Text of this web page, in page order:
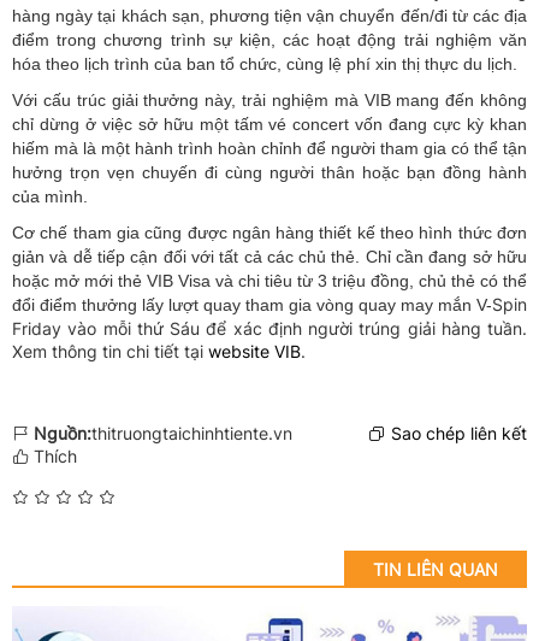
hàng ngày tại khách sạn, phương tiện vận chuyển đến/đi từ các địa
điểm trong chương trình sự kiện, các hoạt động trải nghiệm văn
hóa theo lịch trình của ban tổ chức, cùng lệ phí xin thị thực du lịch.
Với cấu trúc giải thưởng này, trải nghiệm mà VIB mang đến không
chỉ dừng ở việc sở hữu một tấm vé concert vốn đang cực kỳ khan
hiếm mà là một hành trình hoàn chỉnh để người tham gia có thể tận
hưởng trọn vẹn chuyến đi cùng người thân hoặc bạn đồng hành
của mình.
Cơ chế tham gia cũng được ngân hàng thiết kế theo hình thức đơn
giản và dễ tiếp cận đối với tất cả các chủ thẻ. Chỉ cần đang sở hữu
hoặc mở mới thẻ VIB Visa và chi tiêu từ 3 triệu đồng, chủ thẻ có thể
đổi điểm thưởng lấy lượt quay tham gia vòng quay may mắn V-Spin
Friday vào mỗi thứ Sáu để xác định người trúng giải hàng tuần.
Xem thông tin chi tiết tại website VIB.
Nguồn:thitruongtaichinhtiente.vn
Sao chép liên kết
Thích
TIN LIÊN QUAN